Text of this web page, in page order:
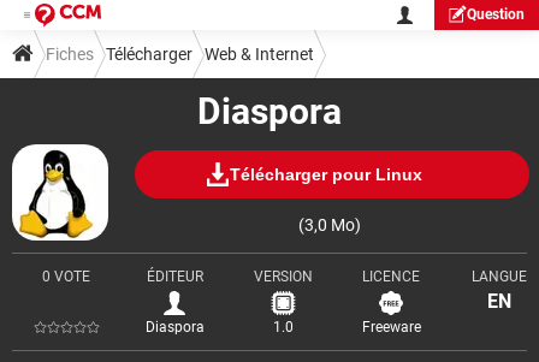
Question
Diaspora
Télécharger pour Linux
(3,0 Mo)
0 VOTE ÉDITEUR
Diaspora
VERSION
1.0
LICENCE
Freeware
LANGUE
EN
Fiches Télécharger Web & Internet